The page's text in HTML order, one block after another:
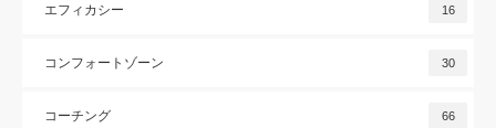
エフィカシー 16
コンフォートゾーン 30
コーチング 66